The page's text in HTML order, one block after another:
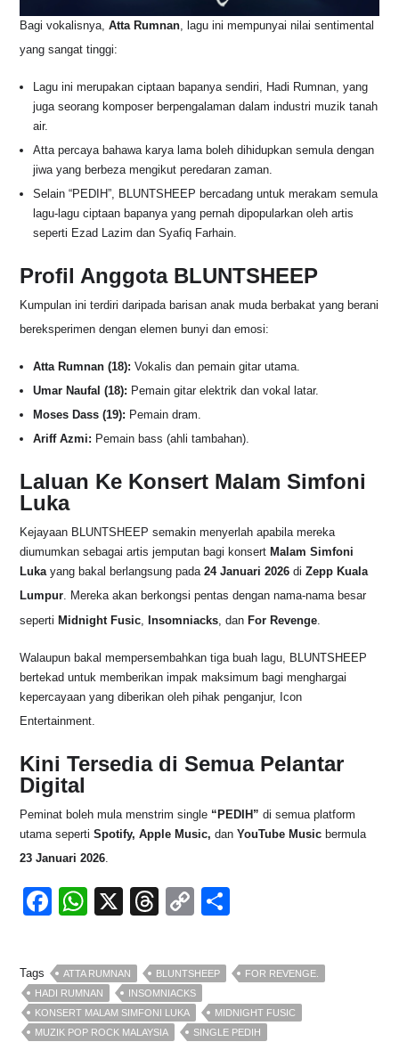
Bagi vokalisnya,Atta Rumnan , lagu ini mempunyai nilai sentimental
yang sangat tinggi:
Lagu ini merupakan ciptaan bapanya sendiri, Hadi Rumnan, yang
juga seorang komposer berpengalaman dalam industri muzik tanah
air.
Atta percaya bahawa karya lama boleh dihidupkan semula dengan
jiwa yang berbeza mengikut peredaran zaman.
Selain “PEDIH”, BLUNTSHEEP bercadang untuk merakam semula
lagu-lagu ciptaan bapanya yang pernah dipopularkan oleh artis
seperti Ezad Lazim dan Syafiq Farhain.
Profil Anggota BLUNTSHEEP
Kumpulan ini terdiri daripada barisan anak muda berbakat yang berani
bereksperimen dengan elemen bunyi dan emosi:
Atta Rumnan (18): Vokalis dan pemain gitar utama.
Umar Naufal (18): Pemain gitar elektrik dan vokal latar.
Moses Dass (19): Pemain dram.
Ariff Azmi: Pemain bass (ahli tambahan).
Laluan Ke Konsert Malam Simfoni
Luka
Kejayaan BLUNTSHEEP semakin menyerlah apabila mereka
diumumkan sebagai artis jemputan bagi konsert Malam Simfoni
Lukayang bakal berlangsung pada24 Januari 2026 diZepp Kuala
Lumpur. Mereka akan berkongsi pentas dengan nama-nama besar
seperti Midnight Fusic, Insomniacks, dan For Revenge.
Walaupun bakal mempersembahkan tiga buah lagu, BLUNTSHEEP
bertekad untuk memberikan impak maksimum bagi menghargai
kepercayaan yang diberikan oleh pihak penganjur, Icon
Entertainment.
Kini Tersedia di Semua Pelantar
Digital
Peminat boleh mula menstrim single “PEDIH” di semua platform
utama sepertiSpotify, Apple Music, danYouTube Music bermula
23 Januari 2026.
F
c
e
b
W
at
s
A
X
T
e
a
d
C
p
y
Li
ar
e
Tags ATTA RUMNAN BLUNTSHEEP
FOR REVENGE.
HADI RUMNAN
INSOMNIACKS
KONSERT MALAM SIMFONI LUKA
MIDNIGHT FUSIC
MUZIK POP ROCK MALAYSIA
SINGLE PEDIH